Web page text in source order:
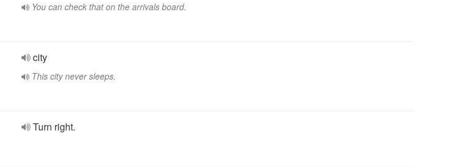
You can check that on the arrivals board.
city
This city never sleeps.
Turn right.